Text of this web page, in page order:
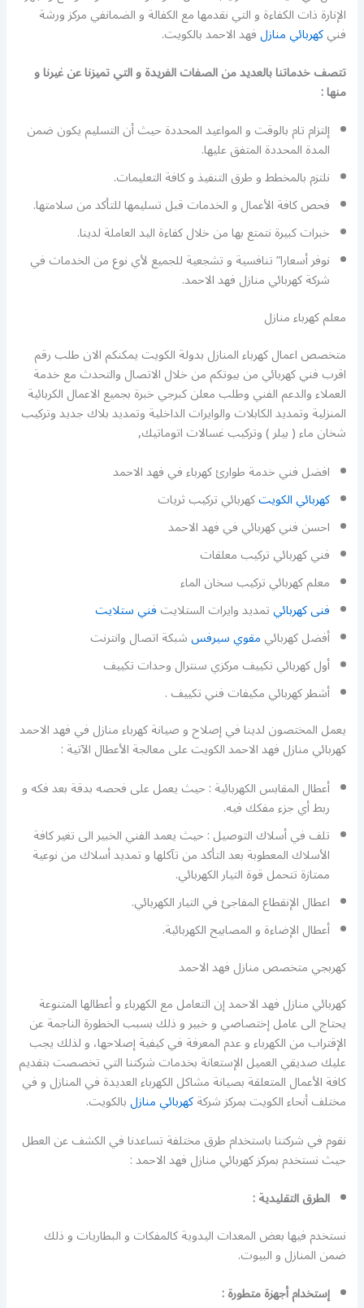
الإنارة ذات الكفاءة و التي نقدمها مع الكفالة و الضمانفي مركز ورشة
فنيكهربائي منازلفهد الاحمد بالكويت.
تتصف خدماتنا بالعديد من الصفات الفريدة و التي تميزنا عن غيرنا و
منها :
إلتزام تام بالوقت و المواعيد المحددة حيث أن التسليم يكون ضمن
المدة المحددة المتفق عليها.
نلتزم بالمخطط و طرق التنفيذ و كافة التعليمات.
فحص كافة الأعمال و الخدمات قبل تسليمها للتأكد من سلامتها.
خبرات كبيرة نتمتع بها من خلال كفاءة اليد العاملة لدينا.
نوفر أسعارا” تنافسية و تشجعية للجميع لأي نوع من الخدمات في
شركة كهربائي منازل فهد الاحمد.
معلم كهرباء منازل
متخصص اعمال كهرباء المنازل بدولة الكويت يمكنكم الان طلب رقم
اقرب فني كهربائي من بيوتكم من خلال الاتصال والتحدث مع خدمة
العملاء والدعم الفني وطلب معلن كبرجي خبرة بجميع الاعمال الكربائية
المنزلية وتمديد الكابلات والوايرات الداخلية وتمديد بلاك جديد وتركيب
شخان ماء ( بيلر ) وتركيب غسالات اتوماتيك,
افضل فني خدمة طوارئ كهرباء في فهد الاحمد
كهربائي الكويتكهربائي تركيب ثريات
احسن فني كهربائي في فهد الاحمد
فني كهربائي تركيب معلقات
معلم كهربائي تركيب سخان الماء
فنى كهربائيتمديد وايرات الستلايتفني ستلايت
أفضل كهربائيمقوي سيرفسشبكة اتصال وانترنت
أول كهربائي تكييف مركزي سنترال وحدات تكييف
أشطر كهربائي مكيفات فني تكييف .
يعمل المختصون لدينا في إصلاح و صيانة كهرباء منازل في فهد الاحمد
كهربائي منازل فهد الاحمد الكويت على معالجة الأعطال الآتية :
أعطال المقابس الكهربائية : حيث يعمل على فحصه بدقة بعد فكه و
ربط أي جزء مفكك فيه.
تلف في أسلاك التوصيل : حيث يعمد الفني الخبير الى تغير كافة
الأسلاك المعطوبة بعد التأكد من تآكلها و تمديد أسلاك من نوعية
ممتازة تتحمل قوة التيار الكهربائي.
اعطال الإنقطاع المفاجئ في التيار الكهربائي.
أعطال الإضاءة و المصابيح الكهربائية.
كهربجي متخصص منازل فهد الاحمد
كهربائي منازل فهد الاحمد إن التعامل مع الكهرباء و أعطالها المتنوعة
يحتاج الى عامل إختصاصي و خبير و ذلك بسبب الخطورة الناجمة عن
الإقتراب من الكهرباء و عدم المعرفة في كيفية إصلاحها، و لذلك يجب
عليك صديقي العميل الإستعانة بخدمات شركتنا التي تخصصت بتقديم
كافة الأعمال المتعلقة بصيانة مشاكل الكهرباء العديدة في المنازل و في
مختلف أنحاء الكويت بمركز شركةكهربائي منازلبالكويت.
نقوم في شركتنا باستخدام طرق مختلفة تساعدنا في الكشف عن العطل
حيث نستخدم بمركز كهربائي منازل فهد الاحمد :
الطرق التقليدية :
نستخدم فيها بعض المعدات اليدوية كالمفكات و البطاريات و ذلك
ضمن المنازل و البيوت.
إستخدام أجهزة متطورة :